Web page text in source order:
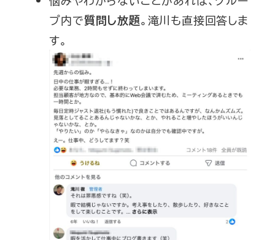
プ内で質問し放題。滝川も直接回答しま
す。